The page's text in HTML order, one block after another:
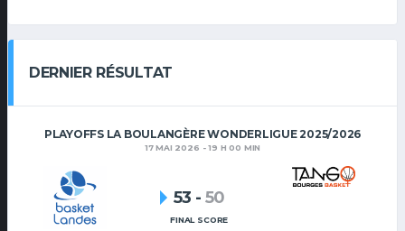
DERNIER RÉSULTAT
PLAYOFFS LA BOULANGÈRE WONDERLIGUE 2025/2026
17 MAI 2026 - 19 H 00 MIN
53 - 50
FINAL SCORE